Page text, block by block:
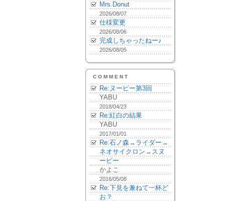
Mrs.Donut
2026/08/07
仕様変更
2026/08/06
完成しちゃったねー♪
2026/08/05
COMMENT
Re:ヌーピー第3回
YABU
2018/04/23
Re:紅白の結果
YABU
2017/01/01
Re:石ノ森→ライダー→
ネオサイクロン→スヌ
ーピー
かよこ
2016/05/08
Re:下見を兼ねて一杯ど
お？